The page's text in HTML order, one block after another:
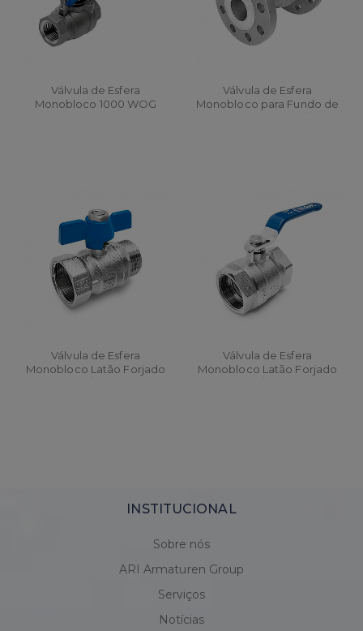
Válvula de Esfera
Monobloco 1000 WOG
Válvula de Esfera
Monobloco para Fundo de
Válvula de Esfera
Monobloco Latão Forjado
Válvula de Esfera
Monobloco Latão Forjado
INSTITUCIONAL
Sobre nós
ARI Armaturen Group
Serviços
Notícias